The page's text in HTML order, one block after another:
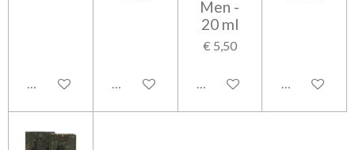
Bekijk details In winkelwagen
Men -
20 ml
€ 5,50
In winkelwagen In